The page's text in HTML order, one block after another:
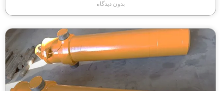
بدون دیدگاه